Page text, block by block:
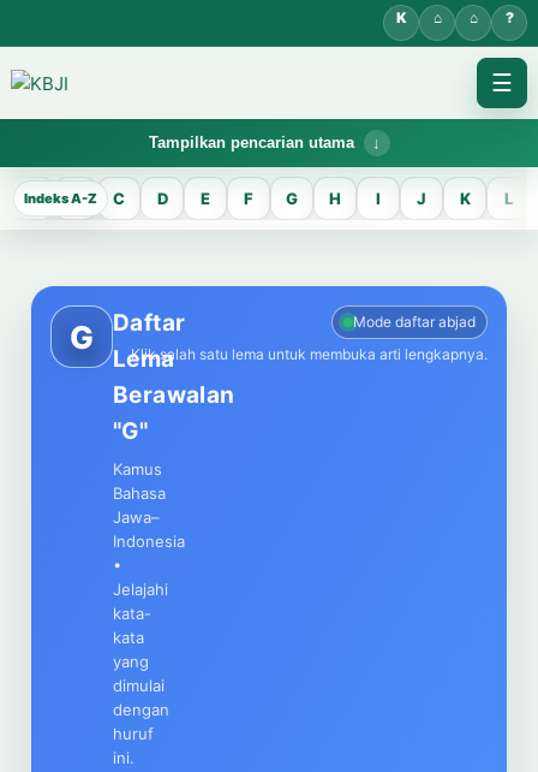
☰
Tampilkan pencarian utama
KBJI WORKSPACE
KBJI
Temukan lema Jawa dan maknanya dalam bahasa Indonesia saat
mengelola data Kamus Bahasa Jawa-Indonesia.
Masukkan kata Jawa
Dashboard
A B C D E F G H I J K L
G
Daftar
Lema
Berawalan
"G"
Kamus
Bahasa
Jawa–
Indonesia
•
Jelajahi
kata-
kata
yang
dimulai
dengan
huruf
ini.
Mode daftar abjad
Klik salah satu lema untuk membuka arti lengkapnya.